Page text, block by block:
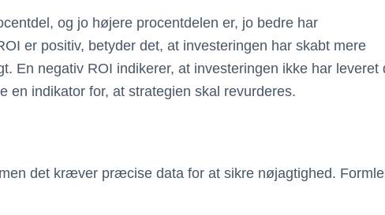
og jo højere procentdelen er, jo bedre har
er positiv, betyder det, at investeringen har skabt mere
En negativ ROI indikerer, at investeringen ikke har leveret
en indikator for, at strategien skal revurderes.
det kræver præcise data for at sikre nøjagtighed.